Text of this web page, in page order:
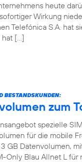
heute
Wirkung
Telefónica S.A. hat
hat […]
BESTANDSKUNDEN:
zum
spezielle
für die mobile
GB Datenvolumen,
Only Blau Allnet L für